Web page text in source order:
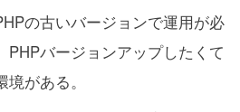
の古いバージョンで運用が必
PHPバージョンアップしたくて
がある。